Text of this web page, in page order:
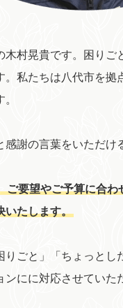
村晃貴です。困り
私たちは八代市を
謝の言葉をいただ
要望やご予算に合
いたします。
りごと」「ちょっと
ンにに対応させていた